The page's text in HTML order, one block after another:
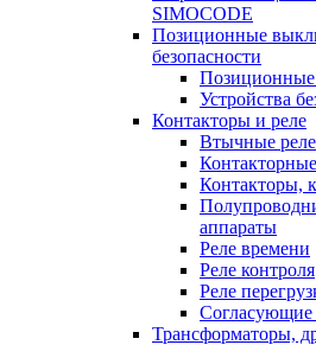
SIMOCODE
Позиционные
безопасности
Устройства
Контакторы и реле
Втычные реле
Контакторы,
аппараты
Реле времени
Реле контроля
Реле
Согласующие
Трансформаторы,